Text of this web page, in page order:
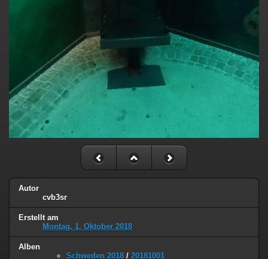
Autor
cvb3sr
Erstellt am
Montag, 1. Oktober 2018
Alben
Schweden 2018 / 20181001